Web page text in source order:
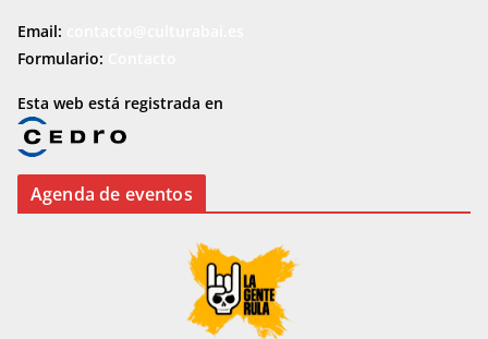
Email:
Formulario:
Esta web está registrada en
Agenda de eventos